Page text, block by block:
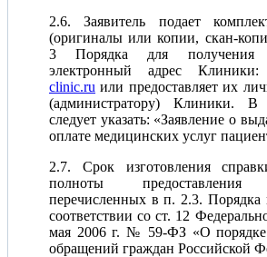
2.6. Заявитель подает
(оригиналы или копии, скан-
3 Порядка для получения
электронный адрес Клиники:
clinic.ru или предоставляет их
(администратору) Клиники. В
следует указать: «Заявление о
оплате медицинских услуг
2.7. Срок изготовления
полноты предоставления
перечисленных в п. 2.3. Порядка
соответствии со ст. 12
мая 2006 г. № 59-ФЗ «О порядке
обращений граждан Российской